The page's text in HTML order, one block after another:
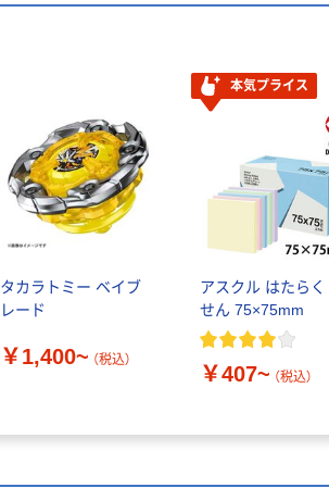
タカラトミー ベイブ
レード
￥1,400~ （税込）
本気プライス
アスクル はたらく
せん 75×75mm
￥407~ （税込）